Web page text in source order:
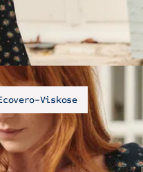
Viskose